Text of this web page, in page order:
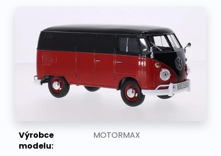
Výrobce
modelu:
MOTORMAX